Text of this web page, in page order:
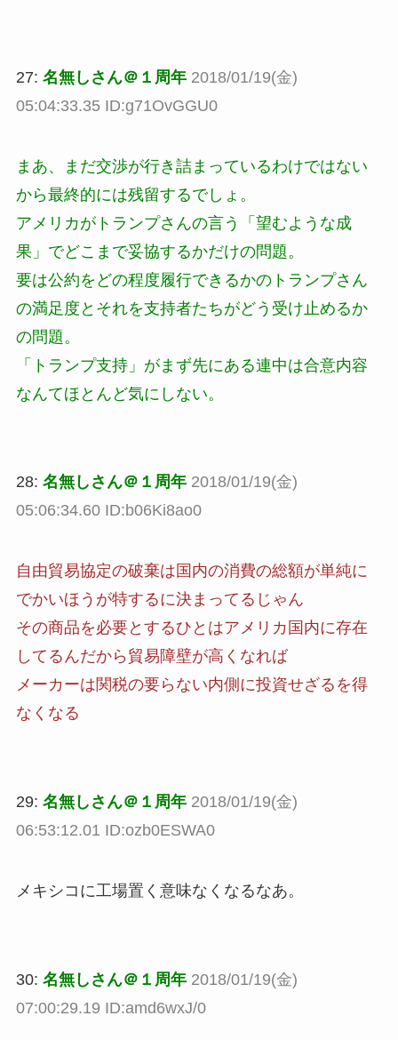
27: 名無しさん＠１周年 2018/01/19(金)
05:04:33.35 ID:g71OvGGU0
まあ、まだ交渉が行き詰まっているわけではない
から最終的には残留するでしょ。
アメリカがトランプさんの言う「望むような成
果」でどこまで妥協するかだけの問題。
要は公約をどの程度履行できるかのトランプさん
の満足度とそれを支持者たちがどう受け止めるか
の問題。
「トランプ支持」がまず先にある連中は合意内容
なんてほとんど気にしない。
28: 名無しさん＠１周年 2018/01/19(金)
05:06:34.60 ID:b06Ki8ao0
自由貿易協定の破棄は国内の消費の総額が単純に
でかいほうが特するに決まってるじゃん
その商品を必要とするひとはアメリカ国内に存在
してるんだから貿易障壁が高くなれば
メーカーは関税の要らない内側に投資せざるを得
なくなる
29: 名無しさん＠１周年 2018/01/19(金)
06:53:12.01 ID:ozb0ESWA0
メキシコに工場置く意味なくなるなあ。
30: 名無しさん＠１周年 2018/01/19(金)
07:00:29.19 ID:amd6wxJ/0